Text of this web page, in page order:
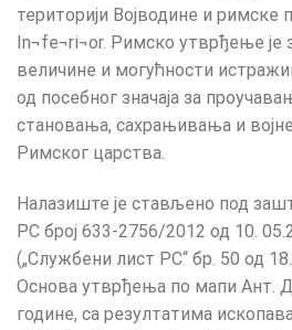
територији Војводине и римске
In¬fe¬ri¬or. Римско утврђење је
величине и могућности
од посебног значаја за
становања, сахрањивања и
Римског царства.
Налазиште је стављено под
РС број 633-2756/2012 од 10.
(„Службени лист РС“ бр. 50 од
Основа утврђења по мапи Ант.
године, са резултатима